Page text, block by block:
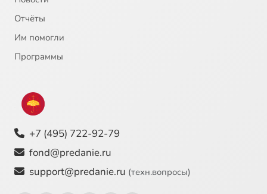
Отчёты
Им помогли
Программы
+7 (495) 722-92-79
fond@predanie.ru
support@predanie.ru (техн.вопросы)